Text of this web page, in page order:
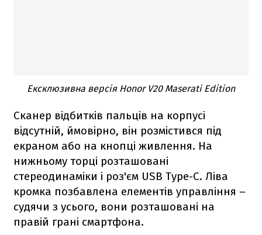
Ексклюзивна версія Honor V20 Maserati Edition
Сканер відбитків пальців на корпусі
відсутній, ймовірно, він розмістився під
екраном або на кнопці живлення. На
нижньому торці розташовані
стереодинаміки і роз'єм USB Type-C. Ліва
кромка позбавлена ​​елементів управління –
судячи з усього, вони розташовані на
правій грані смартфона.